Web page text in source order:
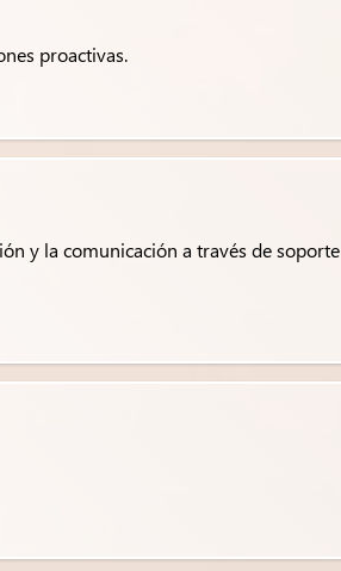
proactivas.
y la comunicación a través de soporte